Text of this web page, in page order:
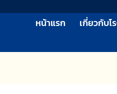
หน้าแรก เกี่ยวกับโ